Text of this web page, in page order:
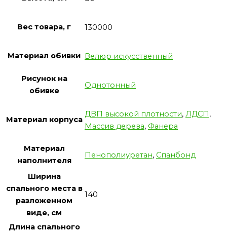
Вес товара, г 130000
Материал обивки Велюр искусственный
Рисунок на
обивке
Однотонный
Материал корпуса
ДВП высокой плотности, ЛДСП,
Массив дерева, Фанера
Материал
наполнителя
Пенополиуретан, Спанбонд
Ширина
спального места в
разложенном
виде, см
140
Длина спального